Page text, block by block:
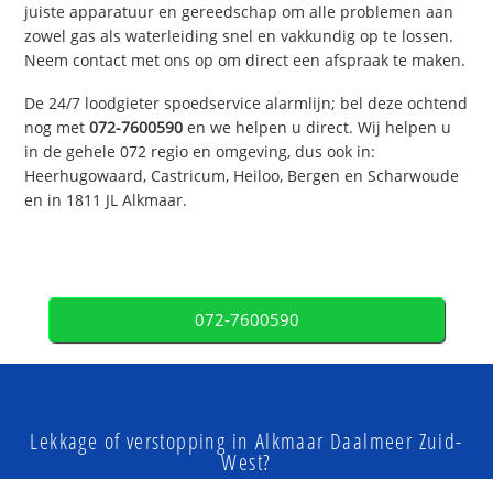
juiste apparatuur en gereedschap om alle problemen aan
zowel gas als waterleiding snel en vakkundig op te lossen.
Neem contact met ons op om direct een afspraak te maken.
De 24/7 loodgieter spoedservice alarmlijn; bel deze ochtend
nog met072-7600590 en we helpen u direct. Wij helpen u
in de gehele 072 regio en omgeving, dus ook in:
Heerhugowaard, Castricum, Heiloo, Bergen en Scharwoude
en in 1811 JL Alkmaar.
072-7600590
Lekkage of verstopping in Alkmaar Daalmeer Zuid-
West?